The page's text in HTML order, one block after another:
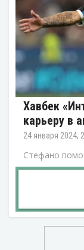
Хавбек
карьеру в
24 января 2024,
Стефано